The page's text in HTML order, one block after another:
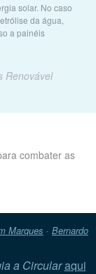
solar. No caso
da água,
a painéis
Renovável
combater as
Marques · Bernardo
a Circularaqui